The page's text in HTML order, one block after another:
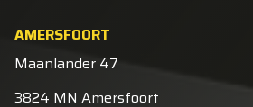
AMERSFOORT
Maanlander 47
3824 MN Amersfoort